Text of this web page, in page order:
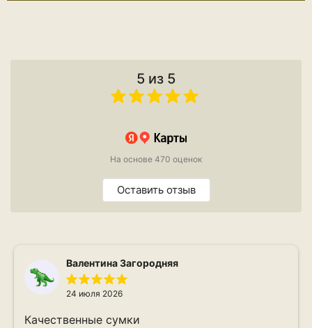
5 из 5
На основе 470 оценок
Оставить отзыв
Валентина Загородняя
24 июля 2026
Качественные сумки